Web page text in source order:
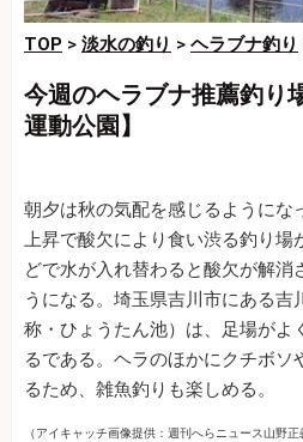
TOP > 淡水の釣り > ヘラブナ釣り
今週のヘラブナ推薦釣り
運動公園】
朝夕は秋の気配を感じるようにな
上昇で酸欠により食い渋る釣り場
どで水が入れ替わると酸欠が解消
うになる。埼玉県吉川市にある吉
称・ひょうたん池）は、足場がよ
るである。ヘラのほかにクチボソ
るため、雑魚釣りも楽しめる。
（アイキャッチ画像提供：週刊へらニュース山野正